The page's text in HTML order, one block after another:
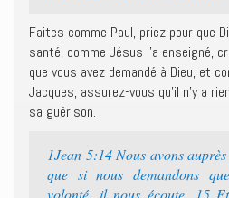
Faites comme Paul, priez pour que
santé, comme Jésus l’a enseigné,
que vous avez demandé à Dieu, et
Jacques, assurez-vous qu’il n’y a
sa guérison.
1Jean 5:14 Nous avons
que si nous demandons
volonté, il nous écoute. 15